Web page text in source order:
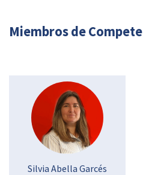
Miembros de Compete
Silvia Abella Garcés